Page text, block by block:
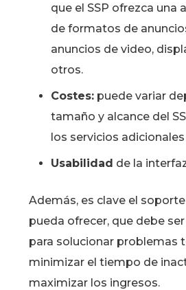
que el SSP ofrezca una
de formatos de
anuncios de video,
otros.
Costes: puede variar
tamaño y alcance del
los servicios
Usabilidad de la
Además, es clave el
pueda ofrecer, que debe
para solucionar problemas
minimizar el tiempo de
maximizar los ingresos.